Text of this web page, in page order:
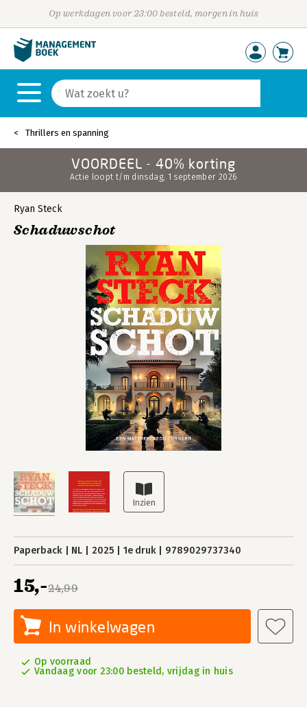
Op werkdagen voor 23:00 besteld, morgen in huis
Thrillers en spanning
VOORDEEL - 40% korting
Actie loopt t/m dinsdag, 1 september 2026
Ryan Steck
Schaduwschot
Paperback NL 2025 1e druk 9789029737340
24,99
15,-
In winkelwagen
Op voorraad
Vandaag voor 23:00 besteld, vrijdag in huis